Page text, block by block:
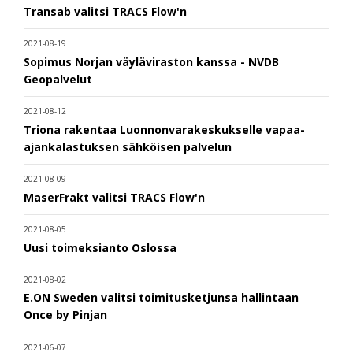
Transab valitsi TRACS Flow'n
2021-08-19
Sopimus Norjan väyläviraston kanssa - NVDB
Geopalvelut
2021-08-12
Triona rakentaa Luonnonvarakeskukselle vapaa-
ajankalastuksen sähköisen palvelun
2021-08-09
MaserFrakt valitsi TRACS Flow'n
2021-08-05
Uusi toimeksianto Oslossa
2021-08-02
E.ON Sweden valitsi toimitusketjunsa hallintaan
Once by Pinjan
2021-06-07